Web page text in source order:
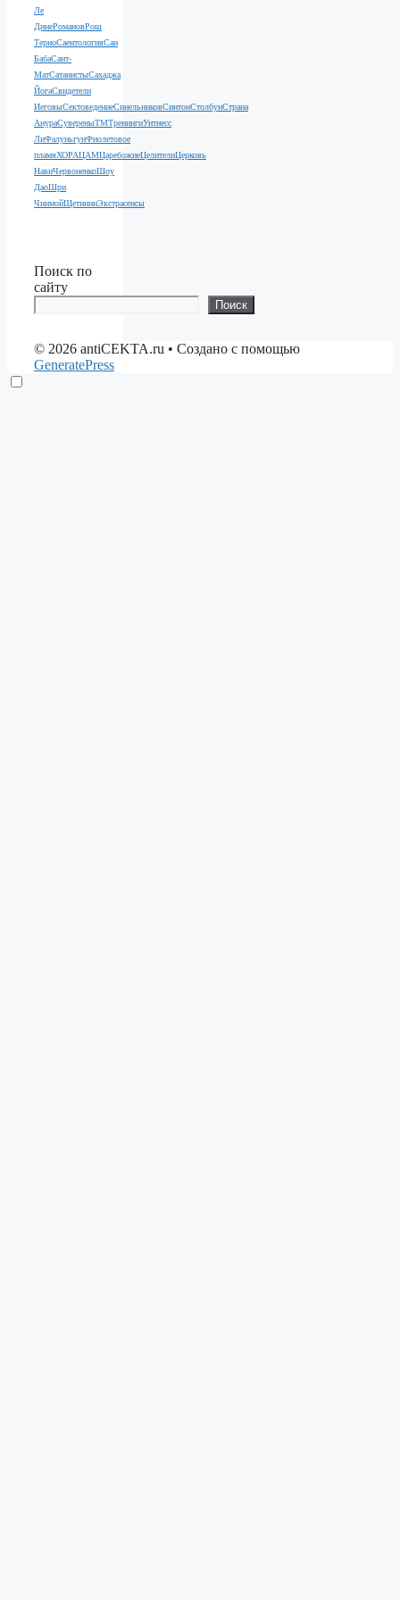
Ле
ДинеРомановРош
ТериоСаентологияСаи
БабаСант-
МатСатанистыСахаджа
ЙогаСвидетели
ИеговыСектоведениеСинельниковСинтонСтолбунСтрана
АнураСувереныТМТренингиУитнесс
ЛиФалуньгунФиолетовое
пламяХОРАЦАМЦаребожиеЦелителиЦерковь
НавиЧервоненкоШоу
ДаоШри
ЧинмойЩетининЭкстрасенсы
Поиск по
сайту
Поиск
© 2026 antiCEKTA.ru • Создано с помощью
GeneratePress